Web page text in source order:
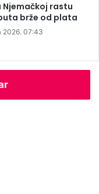
Njemačkoj rastu
brže od plata
2026. 07:43